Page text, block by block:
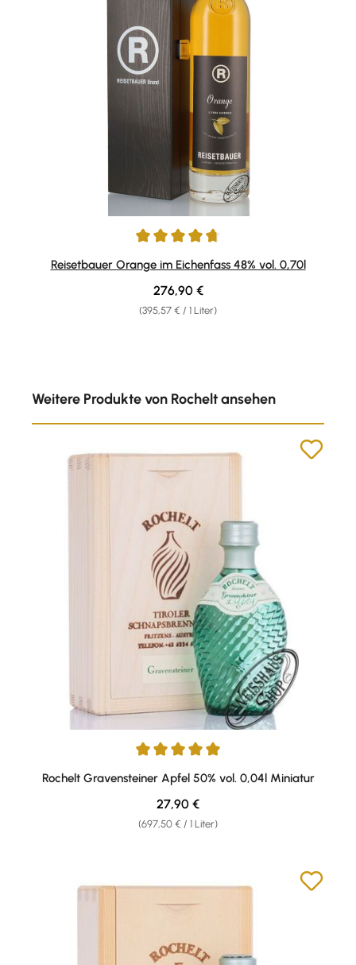
Durchschnittliche Bewertung von 4.71 von 5 Sternen
Reisetbauer Orange im Eichenfass 48% vol. 0,70l
(395,57 € / 1 Liter)
Regulärer Preis:
276,90 €
Weitere Produkte von Rochelt ansehen
Durchschnittliche Bewertung von 5 von 5 Sternen
Rochelt Gravensteiner Apfel 50% vol. 0,04l Miniatur
(697,50 € / 1 Liter)
Regulärer Preis:
27,90 €